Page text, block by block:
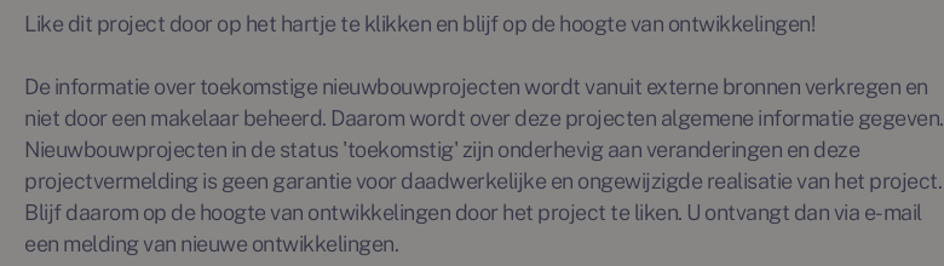
Like dit project door op het hartje te klikken en blijf op de hoogte van ontwikkelingen!
De informatie over toekomstige nieuwbouwprojecten wordt vanuit externe bronnen verkregen en
niet door een makelaar beheerd. Daarom wordt over deze projecten algemene informatie gegeven.
Nieuwbouwprojecten in de status 'toekomstig' zijn onderhevig aan veranderingen en deze
projectvermelding is geen garantie voor daadwerkelijke en ongewijzigde realisatie van het project.
Blijf daarom op de hoogte van ontwikkelingen door het project te liken. U ontvangt dan via e-mail
een melding van nieuwe ontwikkelingen.